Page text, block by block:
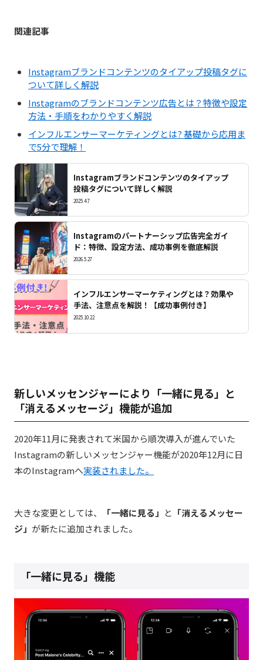
関連記事
Instagramブランドコンテンツのタイアップ投稿タグに
ついて詳しく解説
Instagramのブランドコンテンツ広告とは？特徴や設定
方法・手順をわかりやすく解説
インフルエンサーマーケティングとは? 基礎から応用ま
で5分で理解！
Instagramブランドコンテンツのタイアップ
投稿タグについて詳しく解説
2025.4.7
Instagramのパートナーシップ広告完全ガイ
ド：特徴、設定方法、成功事例を徹底解説
2026.5.27
インフルエンサーマーケティングとは？効果や
手法、注意点を解説！【成功事例付き】
2025.10.22
新しいメッセンジャーにより「一緒に見る」と
「消えるメッセージ」機能が追加
2020年11月に発表されて米国から順次導入が進んでいた
Instagramの新しいメッセンジャー機能が2020年12月に日
本のInstagramへ実装されました。
大きな変更としては、 「一緒に見る」 と 「消えるメッセー
ジ」 が新たに追加されました。
「一緒に見る」機能